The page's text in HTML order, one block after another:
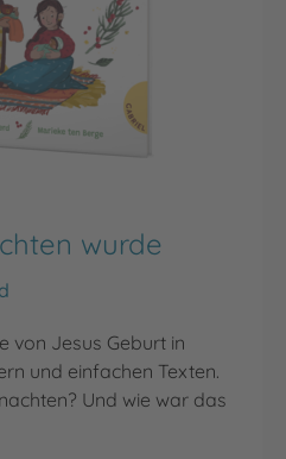
wurde
von Jesus Geburt in
und einfachen Texten.
Und wie war das